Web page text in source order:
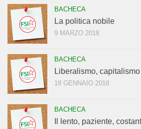
BACHECA
La politica nobile
9 MARZO 2018
BACHECA
Liberalismo,
18 GENNAIO 2018
BACHECA
Il lento, paziente,